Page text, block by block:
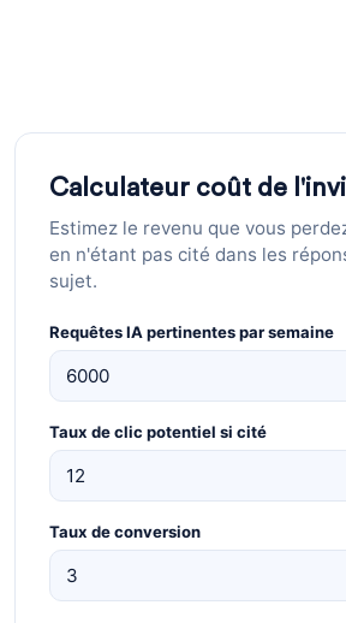
Calculateur coût de
Estimez le revenu que vous
en n'étant pas cité dans les
sujet.
Requêtes IA pertinentes par semaine
Taux de clic potentiel si cité
Taux de conversion